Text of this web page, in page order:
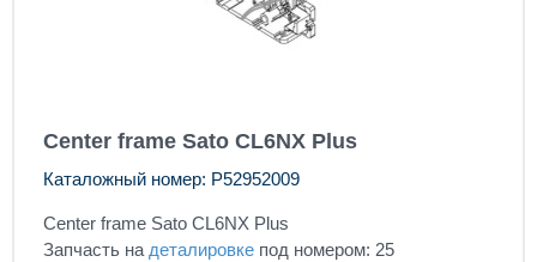
Center frame Sato CL6NX Plus
Каталожный номер: P52952009
Center frame Sato CL6NX Plus
Запчасть на деталировке под номером: 25